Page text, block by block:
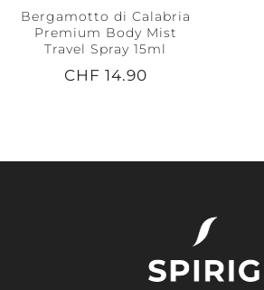
Bergamotto di Calabria
Premium Body Mist
Travel Spray 15ml
CHF 14.90